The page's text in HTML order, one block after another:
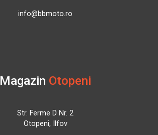
info@bbmoto.ro
Magazin Otopeni
Str. Ferme D Nr. 2
Otopeni, Ilfov